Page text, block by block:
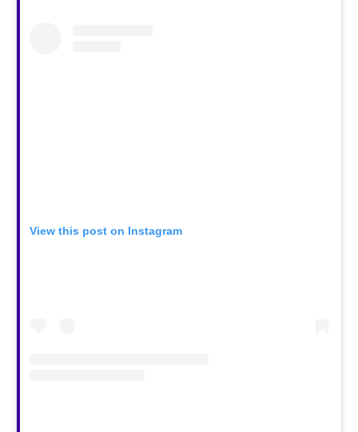
View this post on Instagram